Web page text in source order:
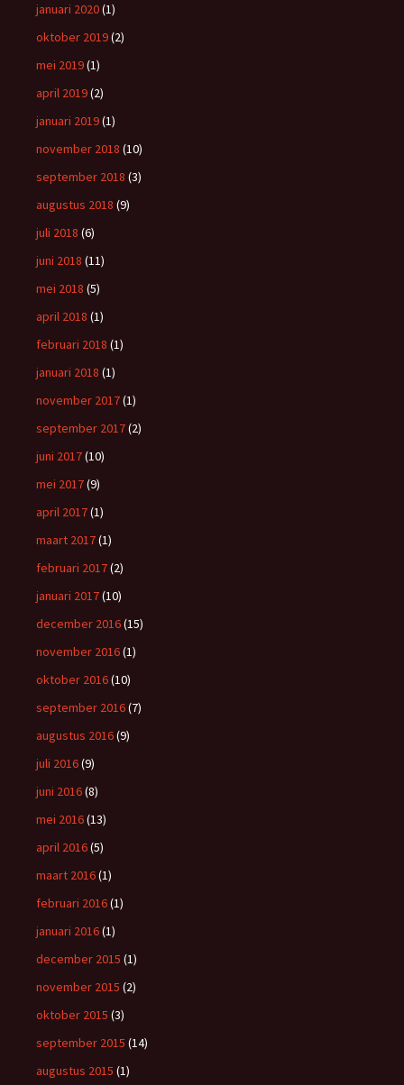
januari 2020(1)
oktober 2019(2)
mei 2019(1)
april 2019(2)
januari 2019(1)
november 2018 (10)
september 2018 (3)
augustus 2018 (9)
juli 2018 (6)
juni 2018 (11)
mei 2018 (5)
april 2018 (1)
februari 2018 (1)
januari 2018 (1)
november 2017(1)
september 2017(2)
juni 2017(10)
mei 2017(9)
april 2017(1)
maart 2017(1)
februari 2017(2)
januari 2017(10)
december 2016(15)
november 2016(1)
oktober 2016(10)
september 2016(7)
augustus 2016(9)
juli 2016(9)
juni 2016(8)
mei 2016(13)
april 2016(5)
maart 2016(1)
februari 2016(1)
januari 2016(1)
december 2015 (1)
november 2015 (2)
oktober 2015 (3)
september 2015 (14)
augustus 2015 (1)